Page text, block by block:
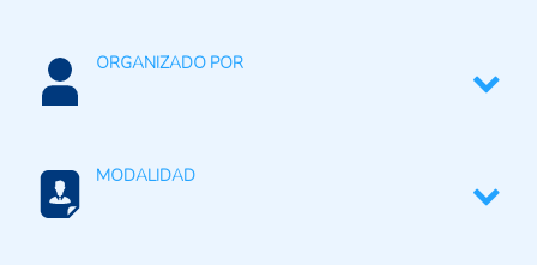
ORGANIZADO POR
MODALIDAD